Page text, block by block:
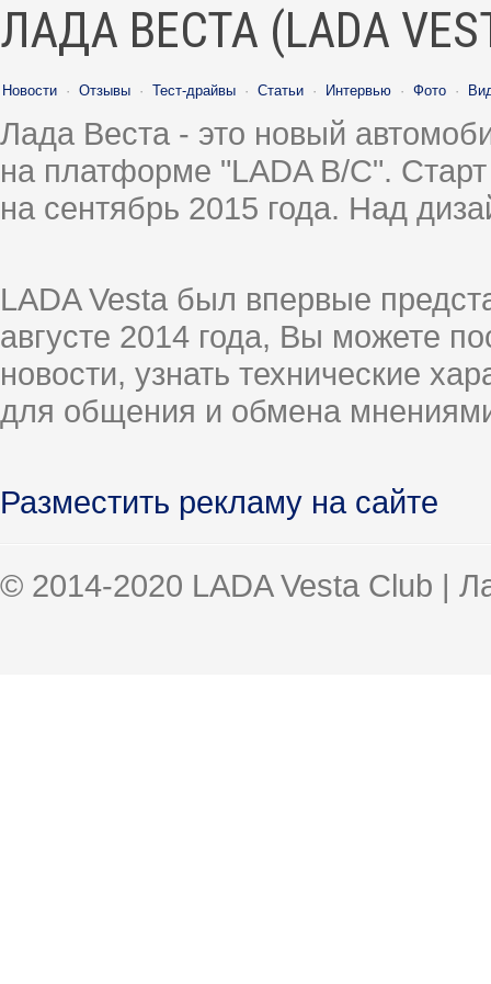
ЛАДА ВЕСТА (LADA
Новости · Отзывы · Тест-драйвы · Статьи · Интервью · Фото ·
Лада Веста - это новый
на платформе "LADA B/C".
на сентябрь 2015 года. Над
LADA Vesta был впервые
августе 2014 года, Вы можете
новости, узнать технические
для общения и обмена
Разместить рекламу на сайте
© 2014-2020 LADA Vesta Club |